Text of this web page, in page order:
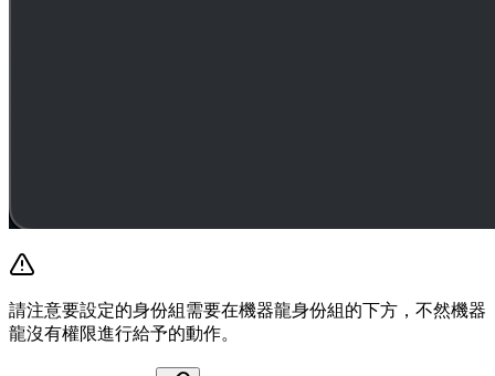
請注意要設定的身份組需要在機器龍身份組的下方，不然機器
龍沒有權限進行給予的動作。